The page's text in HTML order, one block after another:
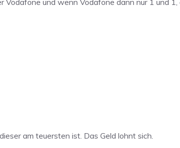
und wenn Vodafone dann nur 1 und
am teuersten ist. Das Geld lohnt sich.